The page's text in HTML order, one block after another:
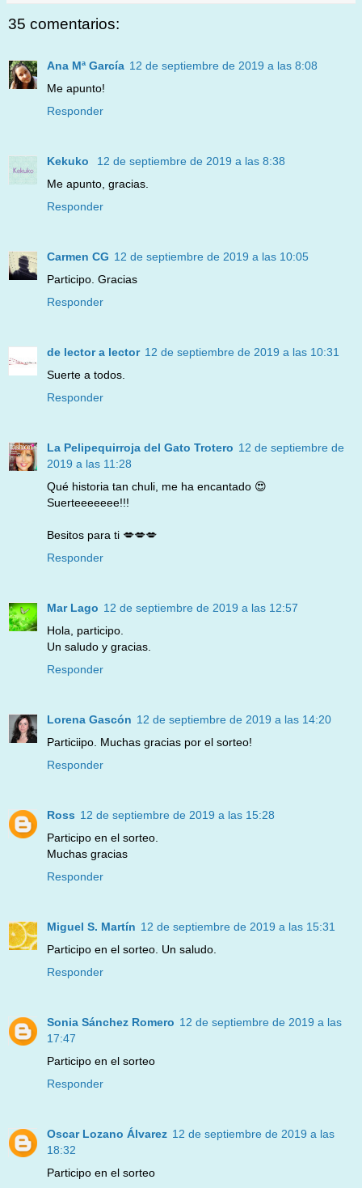
35 comentarios:
Ana Mª García 12 de septiembre de 2019 a las 8:08
Me apunto!
Responder
Kekuko
12 de septiembre de 2019 a las 8:38
Me apunto, gracias.
Responder
Carmen CG 12 de septiembre de 2019 a las 10:05
Participo. Gracias
Responder
de lector a lector 12 de septiembre de 2019 a las 10:31
Suerte a todos.
Responder
La Pelipequirroja del Gato Trotero 12 de septiembre de
2019 a las 11:28
Qué historia tan chuli, me ha encantado 😍
Suerteeeeeee!!!
Besitos para ti 💋💋💋
Responder
Mar Lago 12 de septiembre de 2019 a las 12:57
Hola, participo.
Un saludo y gracias.
Responder
Lorena Gascón 12 de septiembre de 2019 a las 14:20
Particiipo. Muchas gracias por el sorteo!
Responder
Ross 12 de septiembre de 2019 a las 15:28
Participo en el sorteo.
Muchas gracias
Responder
Miguel S. Martín 12 de septiembre de 2019 a las 15:31
Participo en el sorteo. Un saludo.
Responder
Sonia Sánchez Romero 12 de septiembre de 2019 a las
17:47
Participo en el sorteo
Responder
Oscar Lozano Álvarez 12 de septiembre de 2019 a las
18:32
Participo en el sorteo